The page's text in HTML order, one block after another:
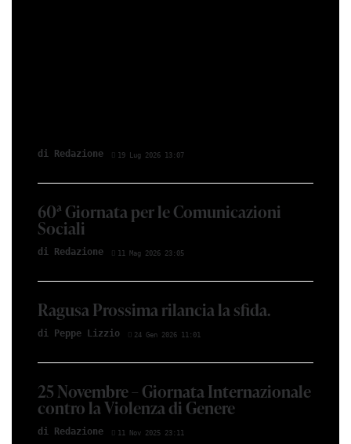
di Red­azio­ne 19 Lug 2026 13:07
60ª Giornata per le Comunicazioni
Sociali
di Red­azio­ne 11 Mag 2026 23:05
Ragusa Prossima rilancia la sfida.
di Peppe Li­z­zio 24 Gen 2026 11:01
25 Novembre – Giornata Internazionale
contro la Violenza di Genere
di Red­azio­ne 11 Nov 2025 23:11